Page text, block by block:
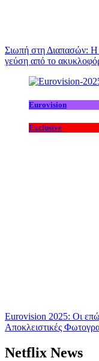
Σιωπή στη Διαπασών: Η
γεύση από το
Eurovision
Exclusive
Eurovision 2025: Οι
Αποκλειστικές
Netflix News